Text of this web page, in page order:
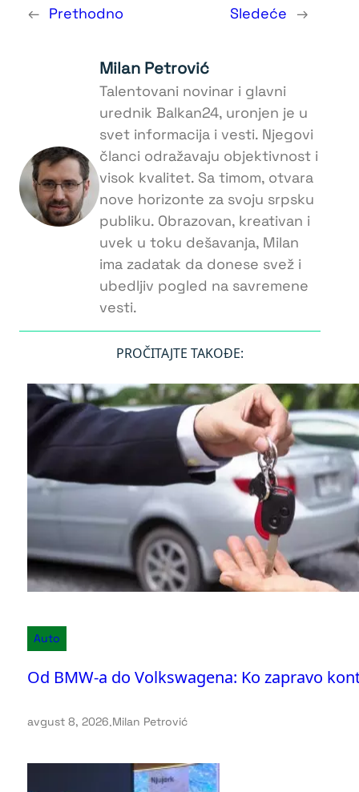
← Prethodno Sledeće →
Milan Petrović
Talentovani novinar i glavni
urednik Balkan24, uronjen je u
svet informacija i vesti. Njegovi
članci odražavaju objektivnost i
visok kvalitet. Sa timom, otvara
nove horizonte za svoju srpsku
publiku. Obrazovan, kreativan i
uvek u toku dešavanja, Milan
ima zadatak da donese svež i
ubedljiv pogled na savremene
vesti.
PROČITAJTE TAKOĐE:
Auto
Od BMW-a do Volkswagena: Ko zapravo
avgust 8, 2026.Milan Petrović